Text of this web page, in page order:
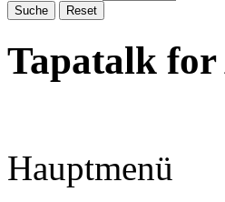
Suche Reset
Tapatalk for
Hauptmenü